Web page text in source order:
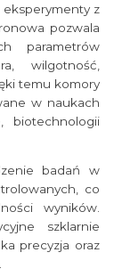
z
pozwala
parametrów
wilgotność,
temu komory
w naukach
biotechnologii
badań w
co
wyników.
szklarnie
precyzja oraz